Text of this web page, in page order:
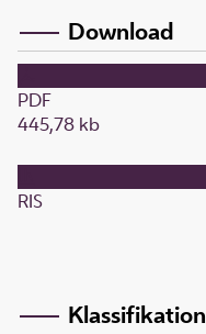
Download
PDF
445,78 kb
RIS
Klassifikation